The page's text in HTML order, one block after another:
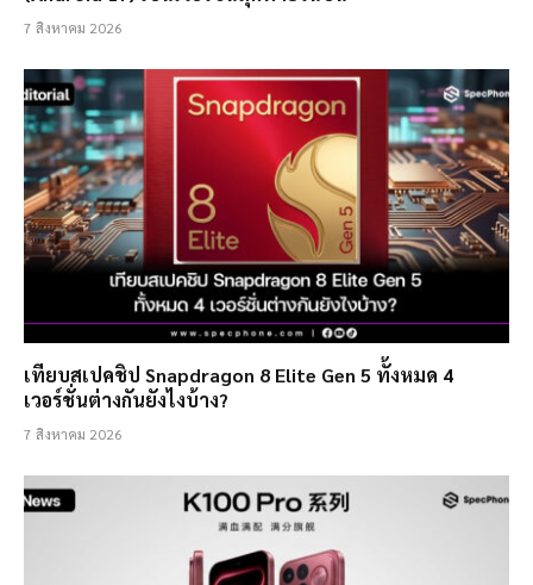
7 สิงหาคม 2026
เทียบสเปคชิป Snapdragon 8 Elite Gen 5 ทั้งหมด 4
เวอร์ชั่นต่างกันยังไงบ้าง?
7 สิงหาคม 2026